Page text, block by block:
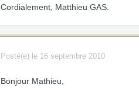
Cordialement, Matthieu GAS.
Posté(e) le 16 septembre 2010
Bonjour Mathieu,